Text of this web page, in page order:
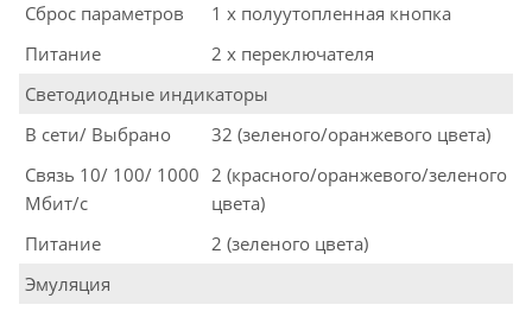
Сброс параметров
1 x полуутопленная кнопка
Питание
2 x переключателя
Светодиодные индикаторы
В сети/ Выбрано
32 (зеленого/оранжевого цвета)
Связь 10/ 100/ 1000
Мбит/с
2 (красного/оранжевого/зеленого
цвета)
Питание
2 (зеленого цвета)
Эмуляция